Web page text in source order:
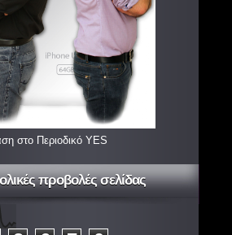
στο Περιοδικό YES
προβολές σελίδας